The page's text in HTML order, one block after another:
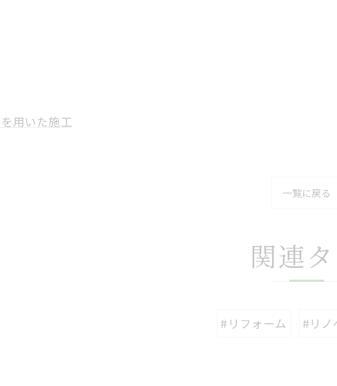
用いた施工
一覧に戻る
関連
#リフォーム #リノ